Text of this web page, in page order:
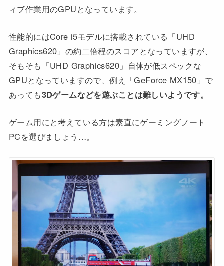
ィブ作業用のGPUとなっています。
性能的にはCore i5モデルに搭載されている「UHD
Graphics620」の約二倍程のスコアとなっていますが、
そもそも「UHD Graphics620」自体が低スペックな
GPUとなっていますので、例え「GeForce MX150」で
あっても3Dゲームなどを遊ぶことは難しいようです。
ゲーム用にと考えている方は素直にゲーミングノート
PCを選びましょう…。